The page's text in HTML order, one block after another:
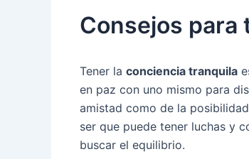
Consejos para
Tener la conciencia tranquila
en paz con uno mismo para
amistad como de la
ser que puede tener luchas y
buscar el equilibrio.